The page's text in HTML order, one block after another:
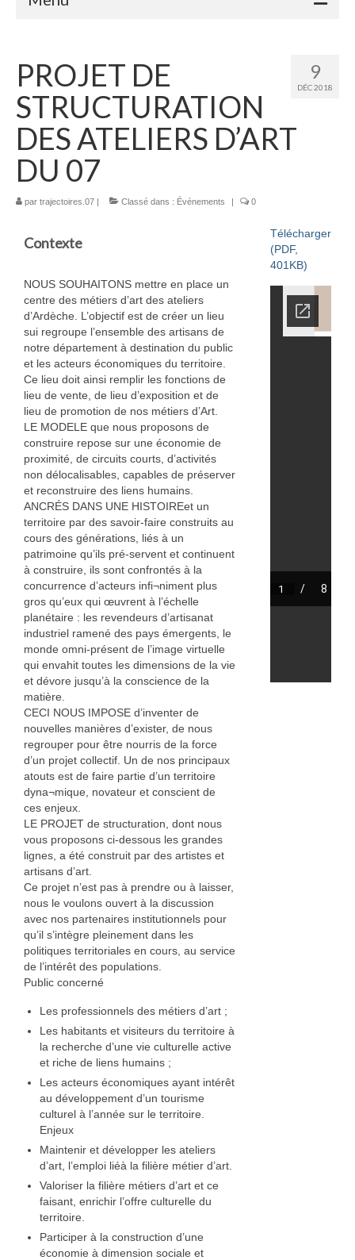
Adhérents
Céramique
Atelier de la Volane
Elisabeth Bourget
Miryan Hernandez
Maaike Klein
Annie Mayan
Brigitte Moron
Annie Hostein Mortier
Quas’art ceramic
Danièle Raya-Moreno
Anne-Lise Roussy
Thanh Violet
Arts plastiques
Isabelle Tahon
Lise Van Baaren
Stéphanie van Poppel
Verre
Bois
Catherine Gey
Maleaume Hirsch
Eduard Juanola
Elisabeth Molimard
Daniel Pelegrin
David Ranchin
joseph vallon
Emilie Rouillon
Fil et textile
Dominique Chapre
Geneviève Quievreux
Elisabeth Roux
Florance Russo
Stefanie Wesle
Aurelia Westray
Bijoux
9
DÉC 2018
PROJET DE
STRUCTURATION
DES ATELIERS D’ART
DU 07
par trajectoires.07 | Classé dans : Événements | 0
Contexte
NOUS SOUHAITONS mettre en place un
centre des métiers d’art des ateliers
d’Ardèche. L’objectif est de créer un lieu
sui regroupe l’ensemble des artisans de
notre département à destination du public
et les acteurs économiques du territoire.
Ce lieu doit ainsi remplir les fonctions de
lieu de vente, de lieu d’exposition et de
lieu de promotion de nos métiers d’Art.
LE MODELE que nous proposons de
construire repose sur une économie de
proximité, de circuits courts, d’activités
non délocalisables, capables de préserver
et reconstruire des liens humains.
ANCRÉS DANS UNE HISTOIREet un
territoire par des savoir-faire construits au
cours des générations, liés à un
patrimoine qu’ils pré-servent et continuent
à construire, ils sont confrontés à la
concurrence d’acteurs infi¬niment plus
gros qu’eux qui œuvrent à l’échelle
planétaire : les revendeurs d’artisanat
industriel ramené des pays émergents, le
monde omni-présent de l’image virtuelle
qui envahit toutes les dimensions de la vie
et dévore jusqu’à la conscience de la
matière.
CECI NOUS IMPOSE d’inventer de
nouvelles manières d’exister, de nous
regrouper pour être nourris de la force
d’un projet collectif. Un de nos principaux
atouts est de faire partie d’un territoire
dyna¬mique, novateur et conscient de
ces enjeux.
LE PROJET de structuration, dont nous
vous proposons ci-dessous les grandes
lignes, a été construit par des artistes et
artisans d’art.
Ce projet n’est pas à prendre ou à laisser,
nous le voulons ouvert à la discussion
avec nos partenaires institutionnels pour
qu’il s’intègre pleinement dans les
politiques territoriales en cours, au service
de l’intérêt des populations.
Public concerné
Les professionnels des métiers d’art ;
Les habitants et visiteurs du territoire à
la recherche d’une vie culturelle active
et riche de liens humains ;
Les acteurs économiques ayant intérêt
au développement d’un tourisme
culturel à l’année sur le territoire.
Enjeux
Maintenir et développer les ateliers
d’art, l’emploi liéà la filière métier d’art.
Valoriser la filière métiers d’art et ce
faisant, enrichir l’offre culturelle du
territoire.
Participer à la construction d’une
économie à dimension sociale et
Télécharger
(PDF,
401KB)